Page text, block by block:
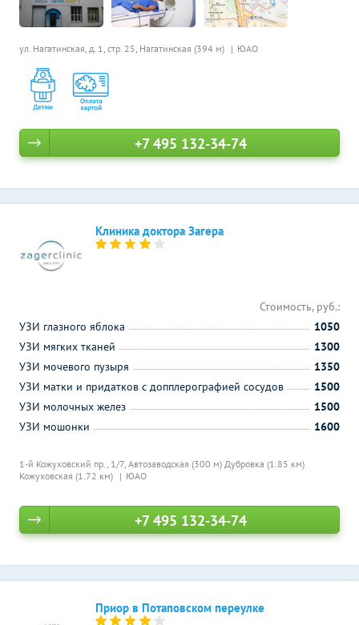
ул. Нагатинская, д. 1, стр. 25, Нагатинская (394 м) ЮАО
+7 495 132-34-74
Клиника доктора Загера
1-й Кожуховский пр., 1/7, Автозаводская (300 м) Дубровка (1.85 км)
Кожуховская (1.72 км)
ЮАО
Стоимость, руб.:
УЗИ глазного яблока
1050
УЗИ мягких тканей
1300
УЗИ мочевого пузыря
1350
УЗИ матки и придатков с допплерографией сосудов
1500
УЗИ молочных желез
1500
УЗИ мошонки
1600
+7 495 132-34-74
Приор в Потаповском переулке